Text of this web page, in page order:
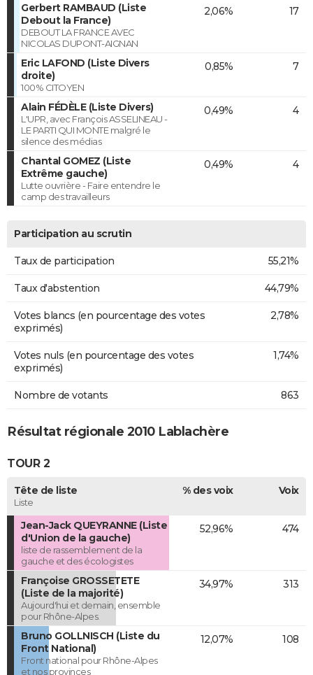
Gerbert RAMBAUD (Liste
Debout la France)
DEBOUT LA FRANCE AVEC
NICOLAS DUPONT-AIGNAN
2,06% 17
Eric LAFOND (Liste Divers
droite)
100% CITOYEN
0,85% 7
Alain FÉDÈLE (Liste Divers)
L'UPR, avec François ASSELINEAU -
LE PARTI QUI MONTE malgré le
silence des médias
0,49% 4
Chantal GOMEZ (Liste
Extrême gauche)
Lutte ouvrière - Faire entendre le
camp des travailleurs
0,49% 4
Participation au scrutin
Taux de participation 55,21%
Taux d'abstention 44,79%
Votes blancs (en pourcentage des votes
exprimés)
2,78%
Votes nuls (en pourcentage des votes
exprimés)
1,74%
Nombre de votants 863
Résultat régionale 2010 Lablachère
TOUR 2
Tête de liste
Liste
% des voix Voix
Jean-Jack QUEYRANNE (Liste
d'Union de la gauche)
liste de rassemblement de la
gauche et des écologistes
52,96% 474
Françoise GROSSETETE
(Liste de la majorité)
Aujourd'hui et demain, ensemble
pour Rhône-Alpes.
34,97% 313
Bruno GOLLNISCH (Liste du
Front National)
Front national pour Rhône-Alpes
et nos provinces
12,07% 108